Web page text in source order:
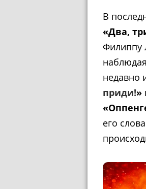
В
«Два,
Филиппу
недавно
приди!»
его